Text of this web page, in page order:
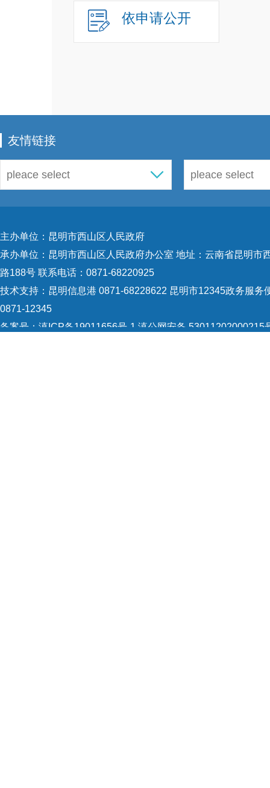
依申请公开
友情链接
主办单位：昆明市西山区人民政府
承办单位：昆明市西山区人民政府办公室 地址：云南省昆明市
路188号 联系电话：0871-68220925
技术支持： 昆明信息港 0871-68228622 昆明市12345政务服务
0871-12345
备案号： 滇ICP备19011656号-1 滇公网安备 53011202000215